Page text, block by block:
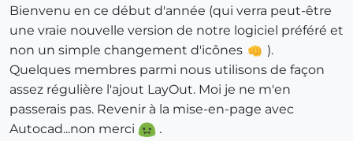
Bienvenu en ce début d'année (qui verra peut-être
une vraie nouvelle version de notre logiciel préféré et
non un simple changement d'icônes
).
Quelques membres parmi nous utilisons de façon
assez régulière l'ajout LayOut. Moi je ne m'en
passerais pas. Revenir à la mise-en-page avec
Autocad...non merci
.